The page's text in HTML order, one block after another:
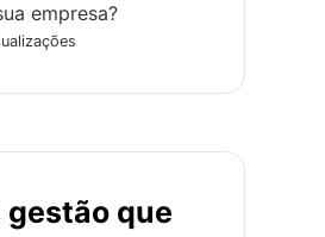
empresa?
gestão que